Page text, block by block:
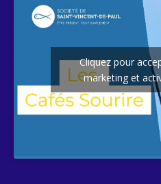
Cliquez pour
marketing et